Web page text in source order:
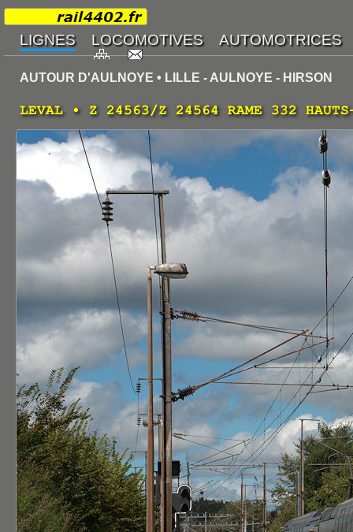
AUTOUR D'AULNOYE • LILLE - AULNOYE - HIRSON
LEVAL • Z 24563/Z 24564 RAME 332